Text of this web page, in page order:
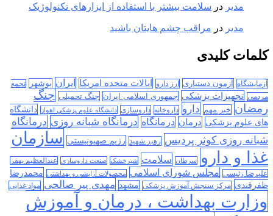
مدیر در سلامت بیشتر با استفاده از ابزارهای تکنولوژیک
مدیر در مراقب چشم هایتان باشید
کلمات کلیدی
آزمایشگاه آزمون دستیاری ارز دارو ایالات متحده امریکا ایران بوشهر
تجمع
مردمی تجهیزات پزشکی جمهوری اسلامی ایران جنگ تحمیلی جنگ
رمضان خبر مهم دارو داروخانه داروسازی دانشگاه علوم پزشکی اهواز
دانشگاه
های علوم پزشکی درمان درمانگاه درمانگاه شبانه روزی درمانگاه
شبانه روزی کوثر پردیس رهبر شهید رژیم صهیونیستی سازمان
غذا و دارو
سرطان سلامت شیرخشک صنعت داروسازی عبدالعظیم بهفر
علیرضا رئیسی مجلس شورای اسلامی محصولات آرایشی و بهداشتی محمدرضا
ظفرقندی مرکز سنجش آموزش پزشکی مشهد مهدی پیر صالحی مواد غذایی
وزارت بهداشت ، درمان و آموزش